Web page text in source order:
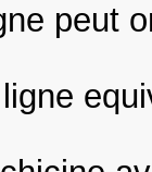
peut